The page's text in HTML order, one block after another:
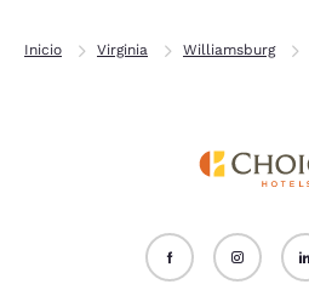
Inicio Virginia Williamsburg